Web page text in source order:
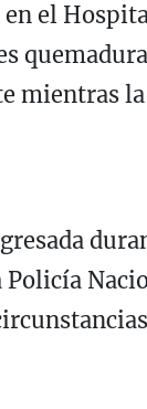
el
mientras
Policía